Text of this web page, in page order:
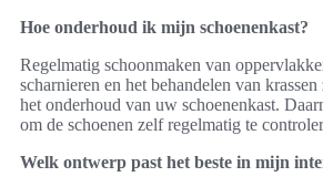
Hoe onderhoud ik mijn schoenenkast?
Regelmatig schoonmaken van
scharnieren en het behandelen van
het onderhoud van uw schoenenkast.
om de schoenen zelf regelmatig te
Welk ontwerp past het beste in mijn